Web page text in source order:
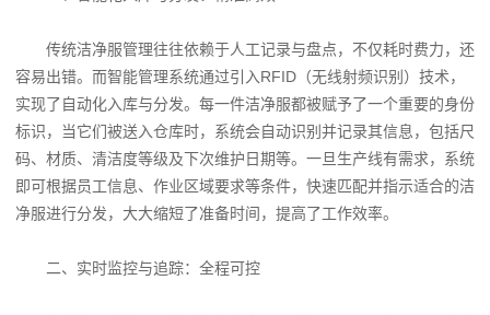
传统洁净服管理往往依赖于人工记录与盘点，不仅耗时费力，还
容易出错。而智能管理系统通过引入RFID（无线射频识别）技术，
实现了自动化入库与分发。每一件洁净服都被赋予了一个重要的身份
标识，当它们被送入仓库时，系统会自动识别并记录其信息，包括尺
码、材质、清洁度等级及下次维护日期等。一旦生产线有需求，系统
即可根据员工信息、作业区域要求等条件，快速匹配并指示适合的洁
净服进行分发，大大缩短了准备时间，提高了工作效率。
二、实时监控与追踪：全程可控